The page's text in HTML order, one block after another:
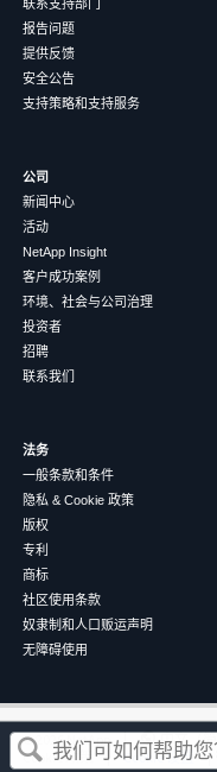
这篇文章对您有帮助吗？
联系支持部门
报告问题
提供反馈
安全公告
支持策略和支持服务
公司
新闻中心
活动
NetApp Insight
客户成功案例
环境、社会与公司治理
投资者
招聘
联系我们
法务
一般条款和条件
隐私 & Cookie 政策
版权
专利
商标
社区使用条款
奴隶制和人口贩运声明
无障碍使用
©2026NetApp 中文（
Cookie 政策
Cookie 设置